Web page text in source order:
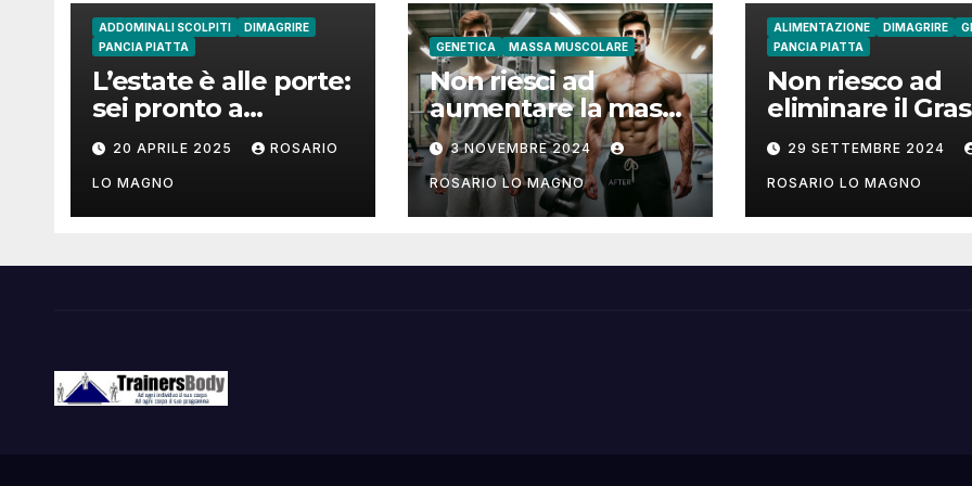
ADDOMINALI SCOLPITI
DIMAGRIRE
PANCIA PIATTA
L’estate è alle porte:
sei pronto a
mostrare il tuo
addome piatto?
20 APRILE 2025 ROSARIO
LO MAGNO
GENETICA MASSA MUSCOLARE
Non riesci ad
aumentare la massa
muscolare? Ecco
come fare!
3 NOVEMBRE 2024
ROSARIO LO MAGNO
ALIMENTAZIONE DIMAGRIRE
PANCIA PIATTA
Non riesco ad
eliminare il
su Fianchi e
Addome: cause
rimedi
29 SETTEMBRE 2024
ROSARIO LO MAGNO